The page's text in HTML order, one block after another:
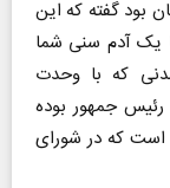
بود گفته که این
یک آدم سنی شما
که با وحدت
جمهور بوده
که در شورای